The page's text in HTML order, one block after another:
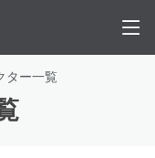
ター一覧